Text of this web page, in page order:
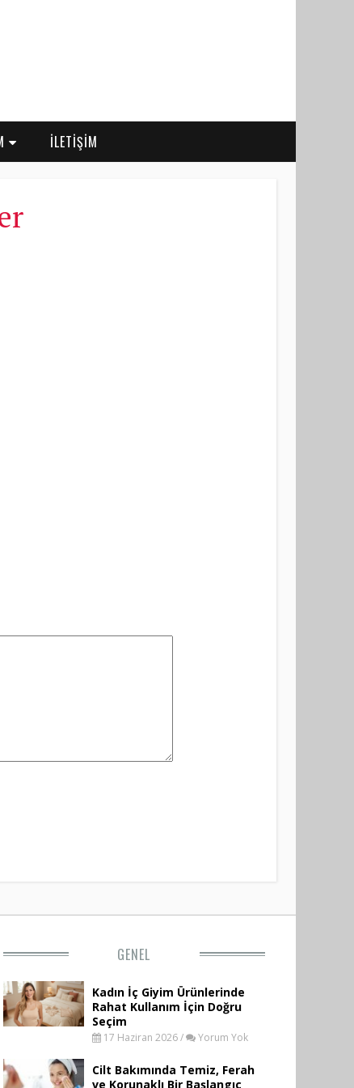
İLETİŞİM
GENEL
Kadın İç Giyim Ürünlerinde
Rahat Kullanım İçin Doğru
Seçim
17 Haziran 2026 / Yorum Yok
Cilt Bakımında Temiz, Ferah
ve Korunaklı Bir Başlangıç